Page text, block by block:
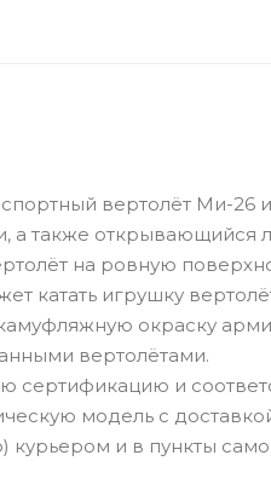
вертолёт Ми-26
а также открывающийся
на ровную
катать игрушку
окраску
вертолётами.
и
модель с
и в пункты